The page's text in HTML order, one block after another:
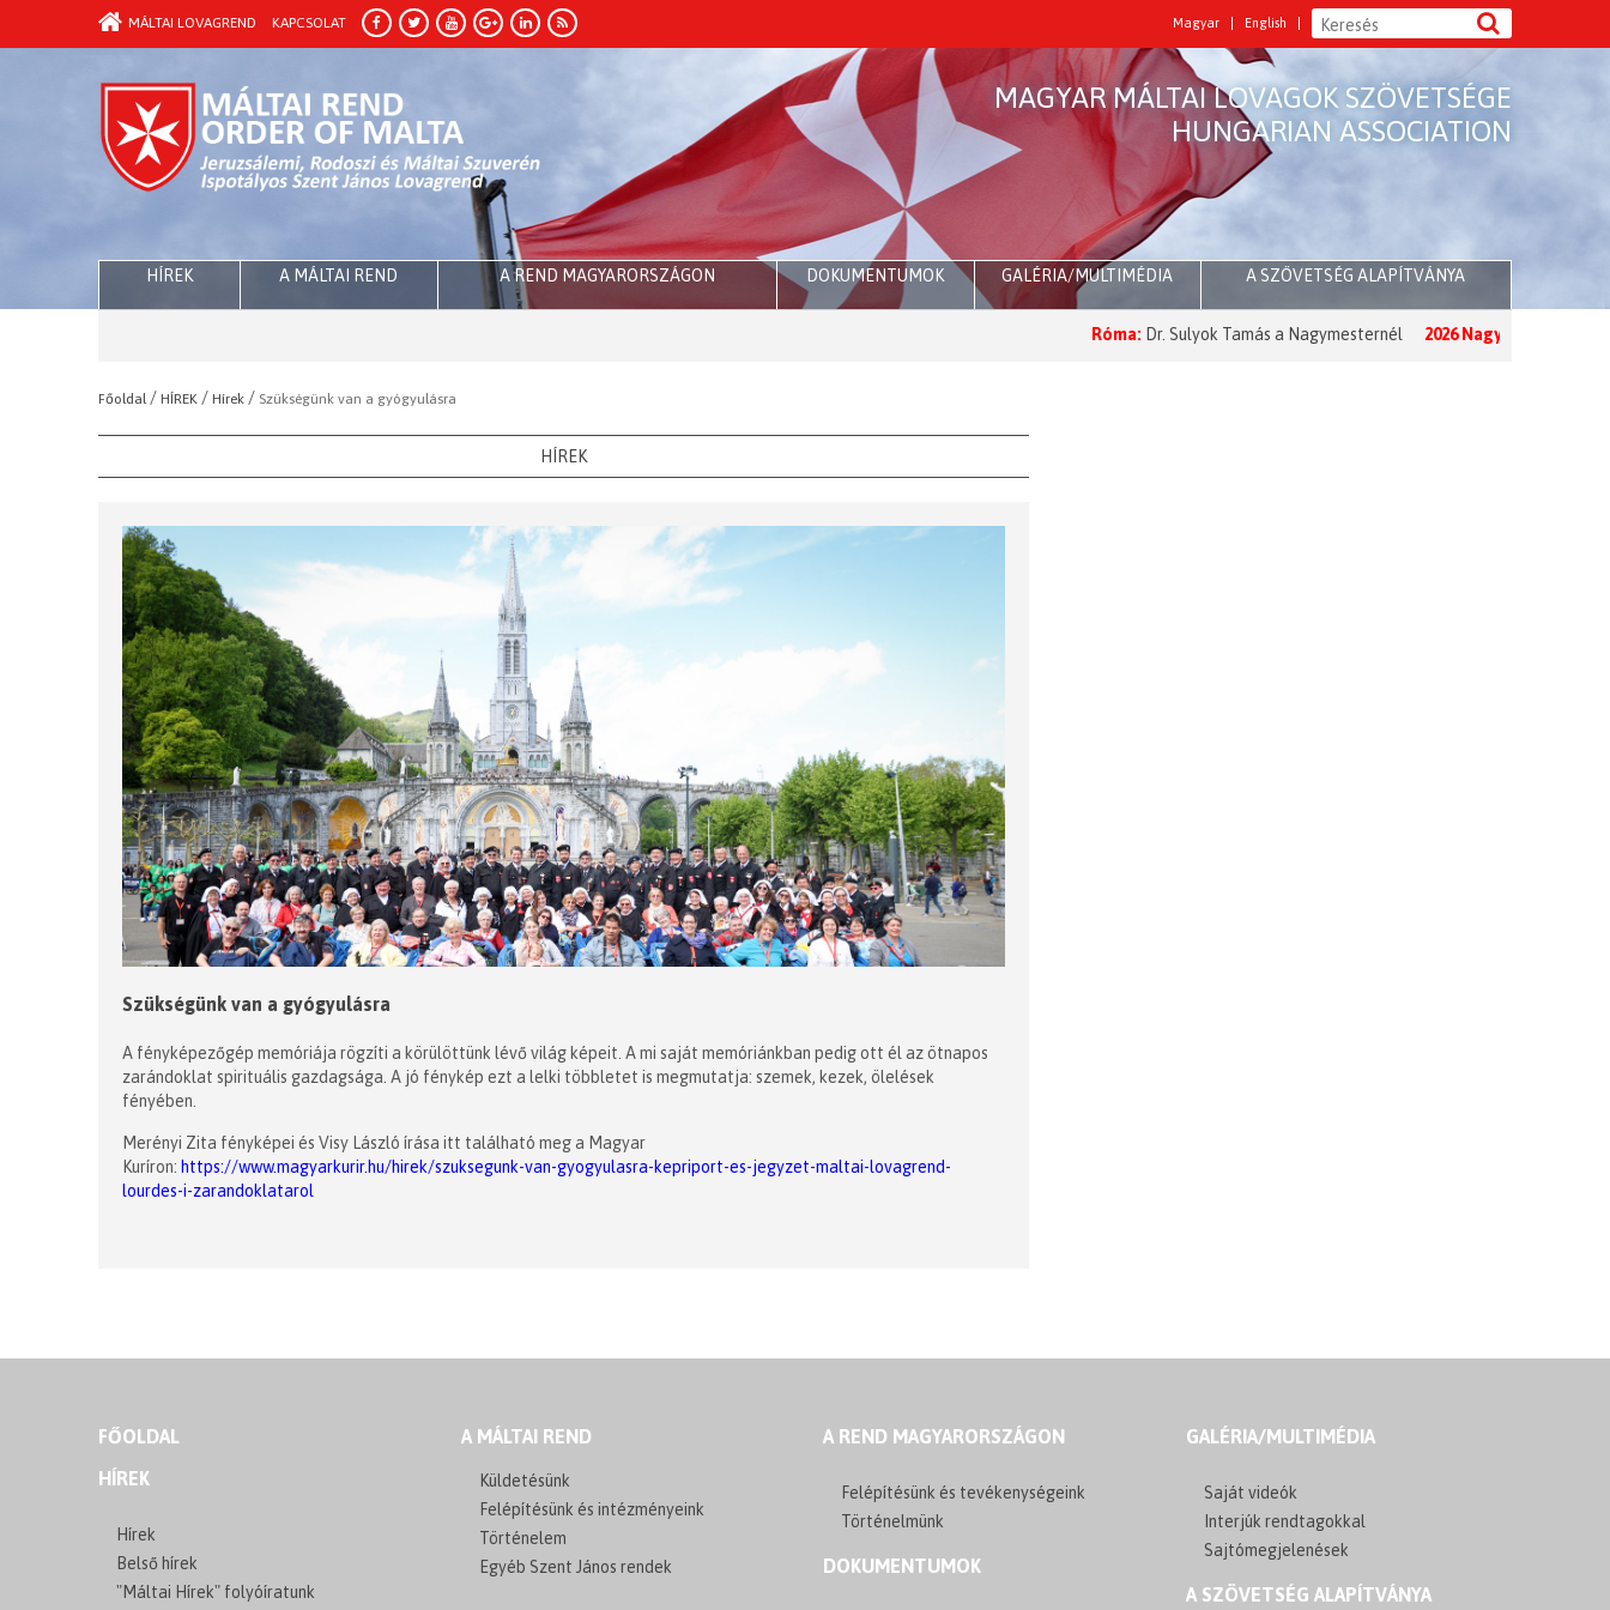
Magyar English
MÁLTAI LOVAGREND KAPCSOLAT
MAGYAR MÁLTAI LOVAGOK SZÖVETSÉGE
HUNGARIAN ASSOCIATION
HÍREK A MÁLTAI REND A REND MAGYARORSZÁGON DOKUMENTUMOK GALÉRIA/MULTIMÉDIA A SZÖVETSÉG ALAPÍTVÁNYA
Dr. Sulyok Tamás a Nagymesternél 2026 Nagyböjt:A
Főoldal / HÍREK / Hírek / Szükségünk van a gyógyulásra
HÍREK
Szükségünk van a gyógyulásra
A fényképezőgép memóriája rögzíti a körülöttünk lévő világ képeit. A mi saját memóriánkban pedig ott él az ötnapos
zarándoklat spirituális gazdagsága. A jó fénykép ezt a lelki többletet is megmutatja: szemek, kezek, ölelések
fényében.
Merényi Zita fényképei és Visy László írása itt található meg a Magyar
Kuríron: https://www.magyarkurir.hu/hirek/szuksegunk-van-gyogyulasra-kepriport-es-jegyzet-maltai-lovagrend-
lourdes-i-zarandoklatarol
FŐOLDAL
HÍREK
Hírek
Belső hírek
"Máltai Hírek" folyóíratunk
A MÁLTAI REND
Küldetésünk
Felépítésünk és intézményeink
Történelem
Egyéb Szent János rendek
A REND MAGYARORSZÁGON
Felépítésünk és tevékenységeink
Történelmünk
DOKUMENTUMOK
GALÉRIA/MULTIMÉDIA
Saját videók
Interjúk rendtagokkal
Sajtómegjelenések
A SZÖVETSÉG ALAPÍTVÁNYA